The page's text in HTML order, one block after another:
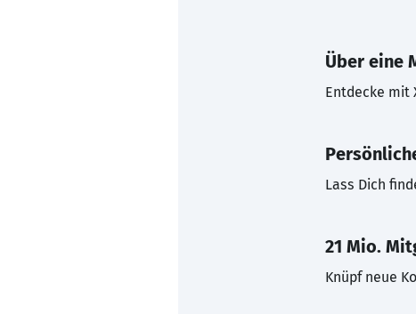
Über eine
Entdecke mit
Lass Dich
21 Mio.
Knüpf neue